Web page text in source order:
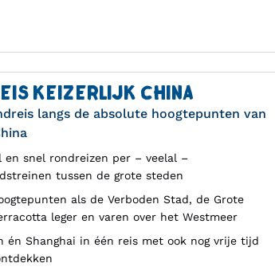
KEIZERLIJK CHINA
langs de absolute hoogtepunten van
en snel rondreizen per – veelal –
tussen de grote steden
als de Verboden Stad, de Grote
leger en varen over het Westmeer
én Shanghai in één reis met ook nog vrije tijd